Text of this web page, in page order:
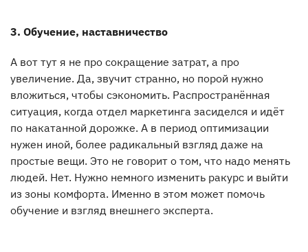
3. Обучение, наставничество
А вот тут я не про сокращение затрат, а про
увеличение. Да, звучит странно, но порой нужно
вложиться, чтобы сэкономить. Распространённая
ситуация, когда отдел маркетинга засиделся и идёт
по накатанной дорожке. А в период оптимизации
нужен иной, более радикальный взгляд даже на
простые вещи. Это не говорит о том, что надо менять
людей. Нет. Нужно немного изменить ракурс и выйти
из зоны комфорта. Именно в этом может помочь
обучение и взгляд внешнего эксперта.